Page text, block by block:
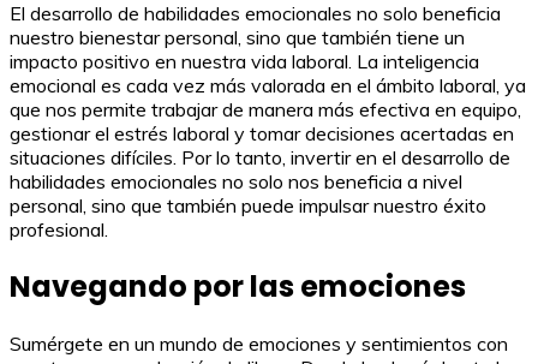
El desarrollo de habilidades emocionales no solo beneficia
nuestro bienestar personal, sino que también tiene un
impacto positivo en nuestra vida laboral. La inteligencia
emocional es cada vez más valorada en el ámbito laboral, ya
que nos permite trabajar de manera más efectiva en equipo,
gestionar el estrés laboral y tomar decisiones acertadas en
situaciones difíciles. Por lo tanto, invertir en el desarrollo de
habilidades emocionales no solo nos beneficia a nivel
personal, sino que también puede impulsar nuestro éxito
profesional.
Navegando por las emociones
Sumérgete en un mundo de emociones y sentimientos con